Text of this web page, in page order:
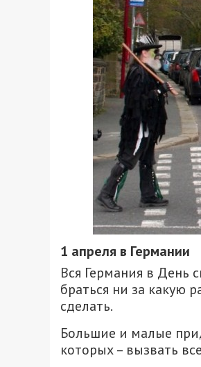
1 апреля в Германии
Вся Германия в День
браться ни за какую
сделать.
Большие и малые
которых – вызвать